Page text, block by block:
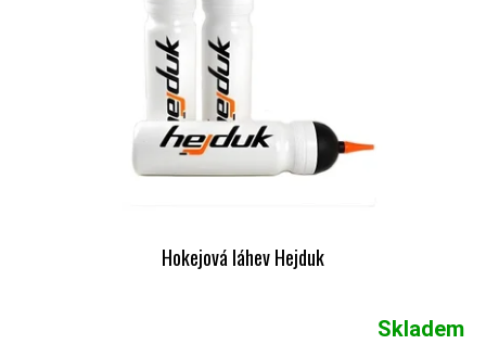
Hokejová láhev Hejduk
Skladem